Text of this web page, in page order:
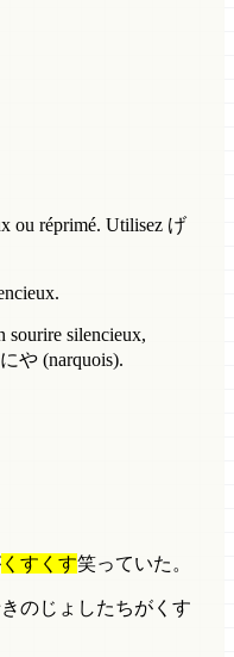
ou réprimé. Utilisez げ
sourire silencieux,
や (narquois).
くすくす笑っていた。
のじょしたちがくす